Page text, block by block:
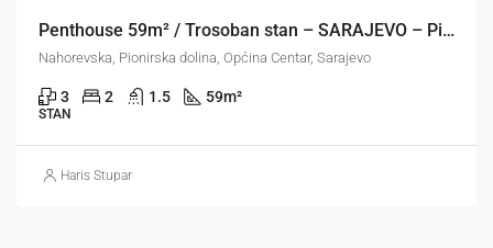
Penthouse 59m² / Trosoban stan – SARAJEVO – Pionirska dolina / Centar
Nahorevska, Pionirska dolina, Općina Centar, Sarajevo
3 2 1.5 59m²
STAN
Haris Stupar